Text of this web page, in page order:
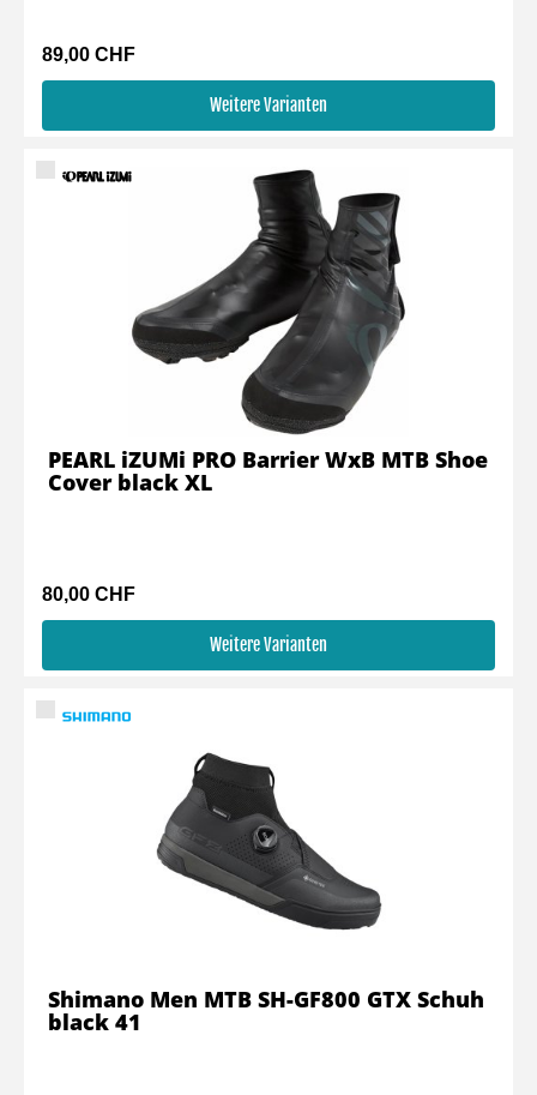
89,00 CHF
Weitere Varianten
80,00 CHF
Weitere Varianten
PEARL iZUMi PRO Barrier WxB MTB Shoe
Cover black XL
Shimano Men MTB SH-GF800 GTX Schuh
black 41